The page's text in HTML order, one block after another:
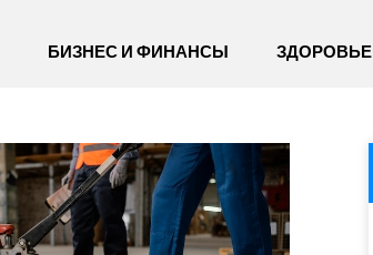
БИЗНЕС И ФИНАНСЫ ЗДОРОВЬЕ